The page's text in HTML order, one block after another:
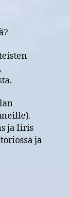
ja Iiris
ja